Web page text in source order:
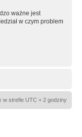
ważne jest
w czym problem
w strefie UTC + 2 godziny